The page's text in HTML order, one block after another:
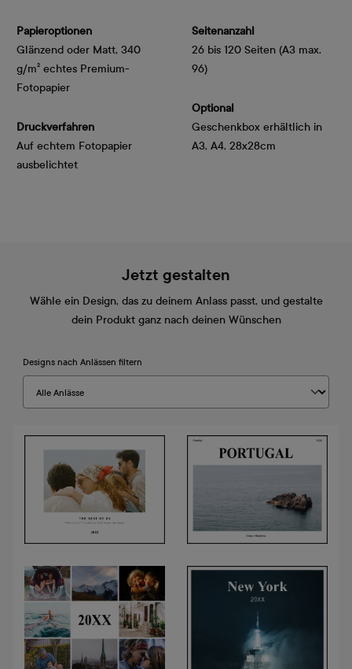
Papieroptionen
Glänzend oder Matt, 340
g/m² echtes Premium-
Fotopapier
Druckverfahren
Auf echtem Fotopapier
ausbelichtet
Seitenanzahl
26 bis 120 Seiten (A3 max.
96)
Optional
Geschenkbox erhältlich in
A3, A4, 28x28cm
Jetzt gestalten
Wähle ein Design, das zu deinem Anlass passt, und gestalte
dein Produkt ganz nach deinen Wünschen
Designs nach Anlässen filtern